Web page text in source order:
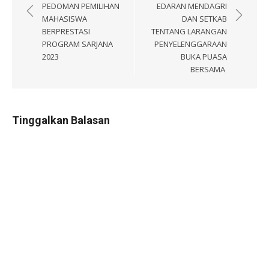
posPEDOMAN PEMILIHAN
MAHASISWA
BERPRESTASI
PROGRAM SARJANA
2023
EDARAN MENDAGRI
DAN SETKAB
TENTANG LARANGAN
PENYELENGGARAAN
BUKA PUASA
BERSAMA
Tinggalkan Balasan